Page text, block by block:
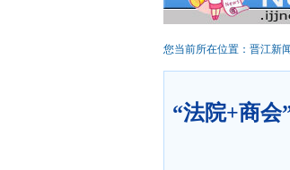
您当前所在位置： 晋江新
“法院+商会